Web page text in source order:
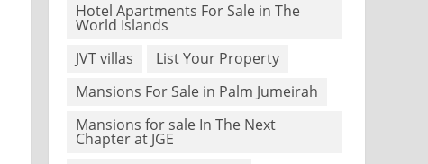
Hotel Apartments For Sale in The
World Islands
JVT villas
List Your Property
Mansions For Sale in Palm Jumeirah
Mansions for sale In The Next
Chapter at JGE